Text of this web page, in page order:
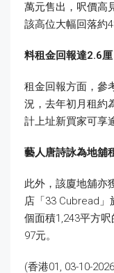
萬元售出，呎價高
該高位大幅回落約
料租金回報達2.6厘
租金回報方面，參
況，去年初月租約
計上址新買家可享
藝人唐詩詠為地
此外，該廈地舖亦
店「33 Cubread」
個面積1,243平方
97元。
(香港01, 03-10-